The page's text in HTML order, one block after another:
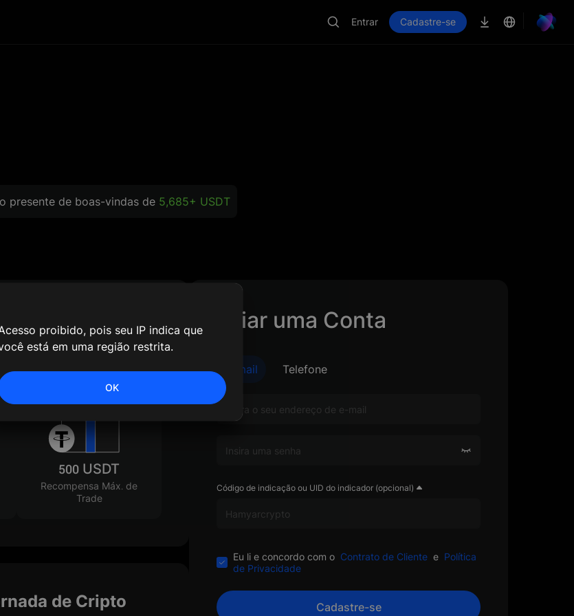
Entrar Cadastre-se
presente de boas-vindas de 5,685+ USDT
USDT
500 USDT
Recompensa Máx. de
Trade
de Cripto
Criar uma Conta
E-mail Telefone
Código de indicação ou UID do indicador (opcional)
Eu li e concordo com o Contrato de Cliente e Política
de Privacidade
Cadastre-se
proibido, pois seu IP indica que
está em uma região restrita.
OK